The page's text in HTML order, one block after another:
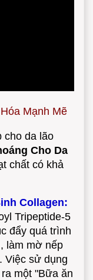
Mạnh Mẽ
cho da lão
Cho Da
chất có khả
Collagen:
Tripeptide-5
đẩy quá trình
làm mờ nếp
Việc sử dụng
một "Bữa ăn